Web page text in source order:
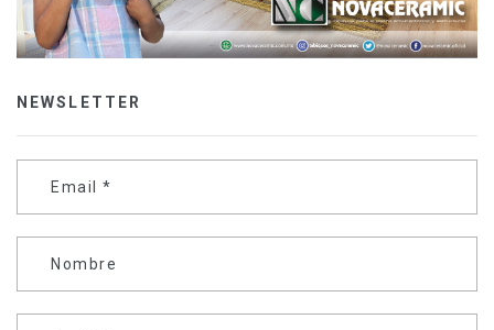
NEWSLETTER
Email *
Nombre